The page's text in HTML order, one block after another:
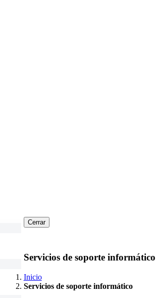
Cerrar
Servicios de soporte informático
Inicio
Servicios de soporte informático